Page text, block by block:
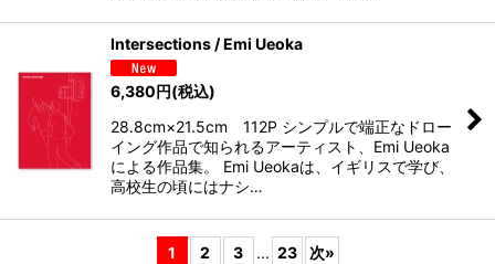
Intersections / Emi Ueoka
6,380円(税込)
28.8cm×21.5cm 112P シンプルで端正なドロー
イング作品で知られるアーティスト、Emi Ueoka
による作品集。 Emi Ueokaは、イギリスで学び、
高校生の頃にはナシ…
1 2 3 ... 23 次»